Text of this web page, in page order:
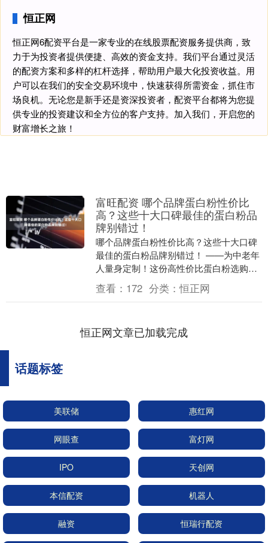
恒正网
恒正网6配资平台是一家专业的在线股票配资服务提供商，致
力于为投资者提供便捷、高效的资金支持。我们平台通过灵活
的配资方案和多样的杠杆选择，帮助用户最大化投资收益。用
户可以在我们的安全交易环境中，快速获得所需资金，抓住市
场良机。无论您是新手还是资深投资者，配资平台都将为您提
供专业的投资建议和全方位的客户支持。加入我们，开启您的
财富增长之旅！
富旺配资 哪个品牌蛋白粉性价比
高？这些十大口碑最佳的蛋白粉品
牌别错过！
哪个品牌蛋白粉性价比高？这些十大口碑
最佳的蛋白粉品牌别错过！ ——为中老年
人量身定制！这份高性价比蛋白粉选购指
南请收好 随着年龄的增长，您是否感觉身
体的活力不如....
查看： 172 分类：恒正网
恒正网文章已加载完成
话题标签
美联储 惠红网
网眼查 富灯网
IPO 天创网
本信配资 机器人
融资 恒瑞行配资